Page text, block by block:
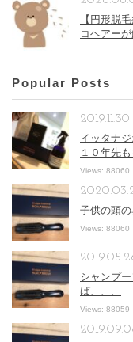
【円形脱
コヘアー
Popular Posts
イッタナ
１０年先
2019.11.30
Views: 88060
子供の頭
Views: 88060
シャンプ
ば、、、
Views: 88059